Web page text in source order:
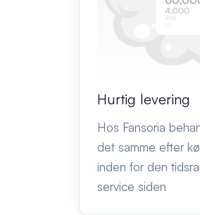
Hurtig levering
Hos Fansoria
det samme efter
inden for den
service siden